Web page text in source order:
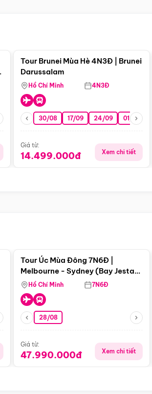
Tour Brunei Mùa Hè 4N3Đ | Brunei
Darussalam
Hồ Chí Minh 4N3Đ
30/08 17/09 24/09 01/10
Giá từ:
14.499.000đ Xem chi tiết
Tour Úc Mùa Đông 7N6Đ |
Melbourne - Sydney (Bay Jestar
Airways)
Hồ Chí Minh 7N6Đ
28/08
Giá từ:
47.990.000đ Xem chi tiết